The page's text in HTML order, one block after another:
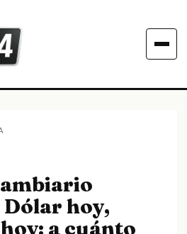
hoy,
a cuánto